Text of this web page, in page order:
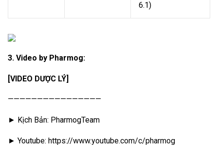
6.1)
3. Video by Pharmog:
[VIDEO DƯỢC LÝ]
————————————————
► Kịch Bản: PharmogTeam
► Youtube: https://www.youtube.com/c/pharmog